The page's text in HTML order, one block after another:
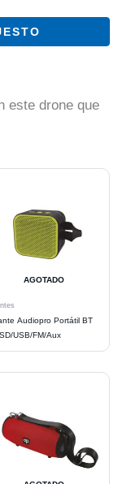
este drone que
AGOTADO
Audiopro Portátil BT
USB/FM/Aux